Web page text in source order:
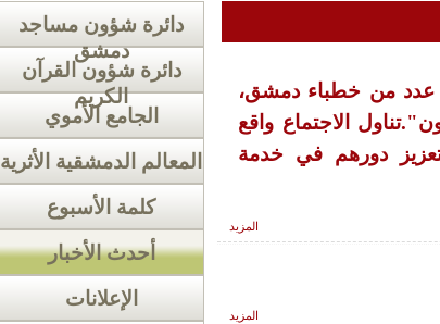
دائرة شؤون مساجد
دمشق
دائرة شؤون القرآن
الكريم
الجامع الأموي
المعالم الدمشقية الأثرية
كلمة الأسبوع
أحدث الأخبار
الإعلانات
عدد من خطباء دمشق،
الاجتماع واقع
دورهم في خدمة
المزيد
المزيد